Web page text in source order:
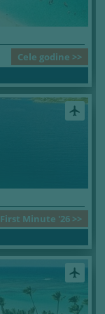
Cele godine >>
airplanemode_active
First Minute '26 >>
airplanemode_active